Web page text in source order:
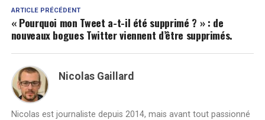
ARTICLE PRÉCÉDENT
« Pourquoi mon Tweet a-t-il été supprimé ? » : de
nouveaux bogues Twitter viennent d’être supprimés.
Nicolas Gaillard
Nicolas est journaliste depuis 2014, mais avant tout passionné